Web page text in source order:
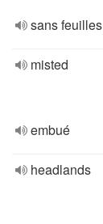
sans feuilles
misted
embué
headlands